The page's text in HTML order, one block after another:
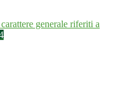
generale riferiti a